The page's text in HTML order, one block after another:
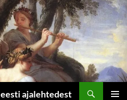
ajalehtedest